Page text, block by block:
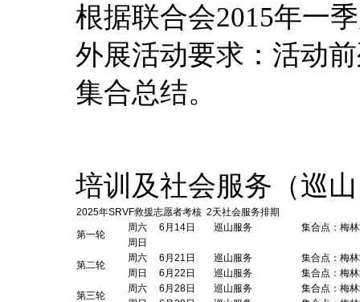
根据联合会2015年一
外展活动要求：活动
集合总结。
培训及社会服务（巡
2025年SRVF救援志愿者考核 2天社会服务排期
第一轮
周六 6月14日 巡山服务
集合点：梅
周日
第二轮
周六 6月21日 巡山服务
集合点：梅
周日
6月22日 巡山服务
集合点：梅
第三轮
周六 6月28日 巡山服务
集合点：梅